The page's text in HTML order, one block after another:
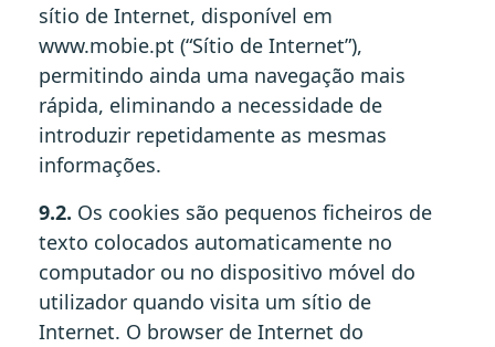
sítio de Internet, disponível em
www.mobie.pt (“Sítio de Internet”),
permitindo ainda uma navegação mais
rápida, eliminando a necessidade de
introduzir repetidamente as mesmas
informações.
9.2. Os cookies são pequenos ficheiros de
texto colocados automaticamente no
computador ou no dispositivo móvel do
utilizador quando visita um sítio de
Internet. O browser de Internet do